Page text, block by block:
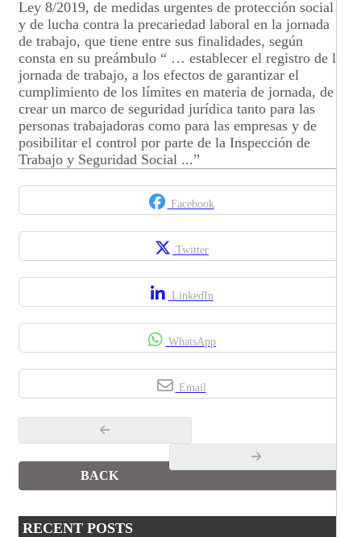
Ley 8/2019, de medidas urgentes de protección social
y de lucha contra la precariedad laboral en la jornada
de trabajo, que tiene entre sus finalidades, según
consta en su preámbulo “ … establecer el registro de la
jornada de trabajo, a los efectos de garantizar el
cumplimiento de los límites en materia de jornada, de
crear un marco de seguridad jurídica tanto para las
personas trabajadoras como para las empresas y de
posibilitar el control por parte de la Inspección de
Trabajo y Seguridad Social ...”
Facebook
Twitter
LinkedIn
WhatsApp
Email
BACK
RECENT POSTS